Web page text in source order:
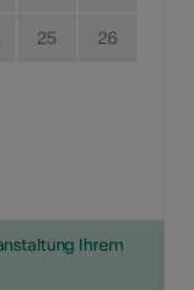
25 26
Ihrem